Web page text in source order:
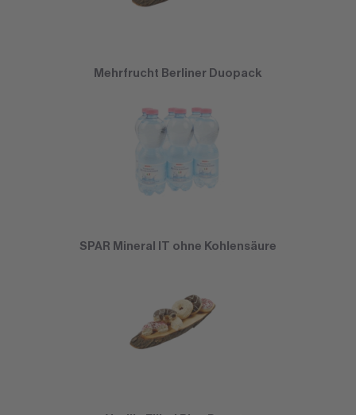
Mehrfrucht Berliner Duopack
SPAR Mineral IT ohne Kohlensäure